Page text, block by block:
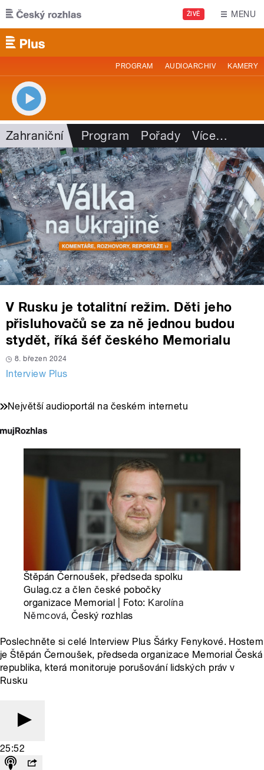
Přejít k hlavnímu obsahu
ŽIVĚ MENU
PROGRAM AUDIOARCHIV KAMERY
Zahraniční Program Pořady Více…
V Rusku je totalitní režim. Děti jeho
přisluhovačů se za ně jednou budou
stydět, říká šéf českého Memorialu
8. březen 2024
Interview Plus
Největší audioportál na českém internetu
Štěpán Černoušek, předseda spolku
Gulag.cz a člen české pobočky
organizace Memorial | Foto: Karolína
Němcová, Český rozhlas
Poslechněte si celé Interview Plus Šárky Fenykové. Hostem
je Štěpán Černoušek, předseda organizace Memorial Česká
republika, která monitoruje porušování lidských práv v
Rusku
25:52